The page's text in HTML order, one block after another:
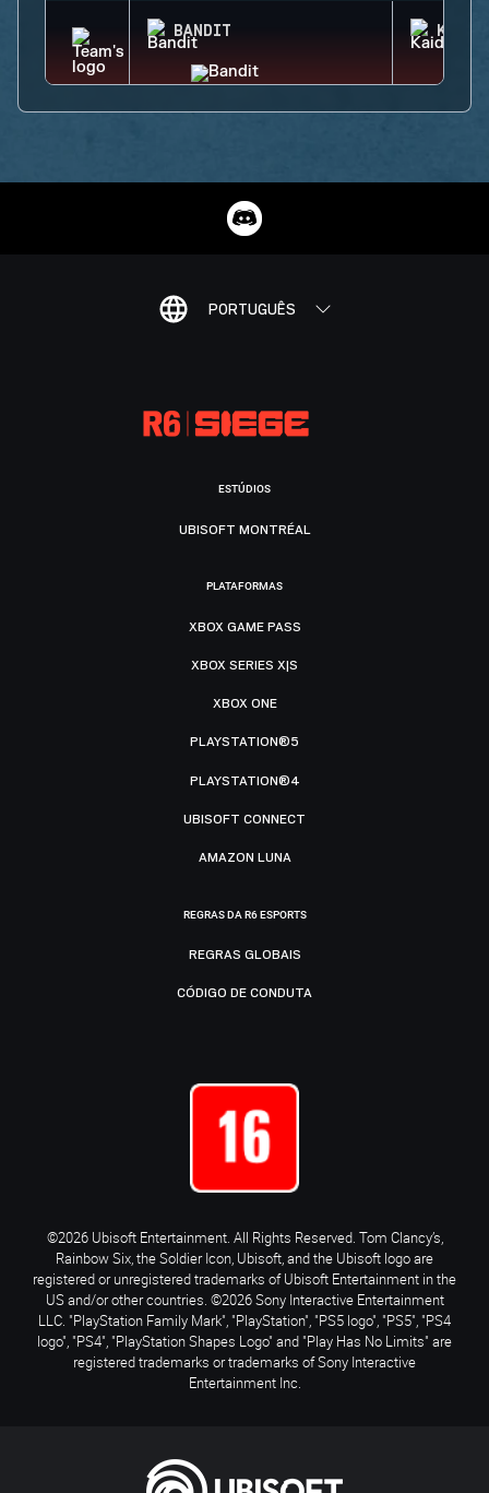
BANDIT KAID
PORTUGUÊS
ESTÚDIOS
UBISOFT MONTRÉAL
PLATAFORMAS
XBOX GAME PASS
XBOX SERIES X|S
XBOX ONE
PLAYSTATION®5
PLAYSTATION®4
UBISOFT CONNECT
AMAZON LUNA
REGRAS DA R6 ESPORTS
REGRAS GLOBAIS
CÓDIGO DE CONDUTA
©2026 Ubisoft Entertainment. All Rights Reserved. Tom Clancy’s,
Rainbow Six, the Soldier Icon, Ubisoft, and the Ubisoft logo are
registered or unregistered trademarks of Ubisoft Entertainment in the
US and/or other countries. ©2026 Sony Interactive Entertainment
LLC. "PlayStation Family Mark", "PlayStation", "PS5 logo", "PS5", "PS4
logo", "PS4", "PlayStation Shapes Logo" and "Play Has No Limits" are
registered trademarks or trademarks of Sony Interactive
Entertainment Inc.